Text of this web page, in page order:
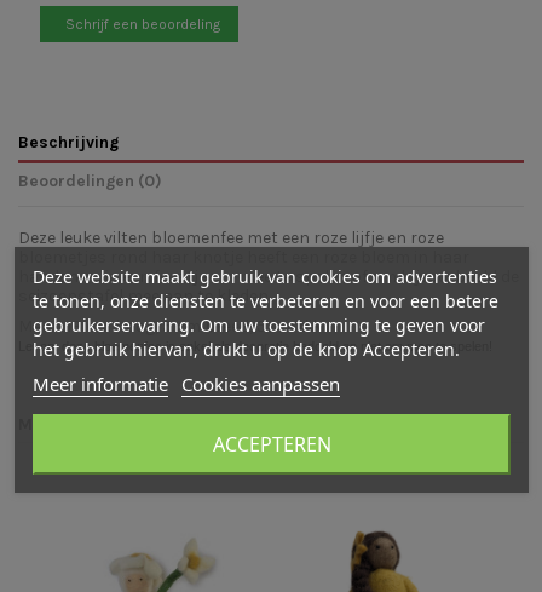
Schrijf een beoordeling
Beschrijving
Beoordelingen (0)
Deze leuke vilten bloemenfee met een roze lijfje en roze
handen en is een feestje om mee te spelen of om bijvoorbeeld de
seizoenstafel mee aan te kleden.
Maat: 13 cm hoog, 5 cm breed, 5 cm dik
Let op: deze bloemenfee is enkel als decoratie bedoeld en niet om mee te spelen!
Deze website maakt gebruik van cookies om advertenties
te tonen, onze diensten te verbeteren en voor een betere
gebruikerservaring. Om uw toestemming te geven voor
het gebruik hiervan, drukt u op de knop Accepteren.
Meer informatie Cookies aanpassen
ACCEPTEREN